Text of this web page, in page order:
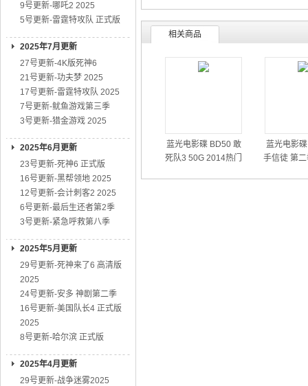
9号更新-哪吒2 2025
5号更新-雷霆特攻队 正式版
2025年7月更新
27号更新-4K版死神6
21号更新-功夫梦 2025
17号更新-雷霆特攻队 2025
7号更新-鱿鱼游戏第三季
3号更新-猎金游戏 2025
2025年6月更新
23号更新-死神6 正式版
16号更新-黑帮领地 2025
12号更新-会计刺客2 2025
6号更新-最后生还者第2季
3号更新-紧急呼救第八季
2025年5月更新
29号更新-死神来了6 高清版
2025
24号更新-安多 神剧第二季
16号更新-美国队长4 正式版
2025
8号更新-哈尔滨 正式版
2025年4月更新
29号更新-战争迷雾2025
相关商品
蓝光电影碟 BD50 敢
死队3 50G 2014热门
蓝光电影
手信徒 第